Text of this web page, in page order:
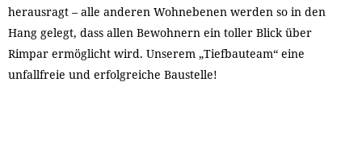
herausragt – alle anderen Wohnebenen werden so in den
Hang gelegt, dass allen Bewohnern ein toller Blick über
Rimpar ermöglicht wird. Unserem „Tiefbauteam“ eine
unfallfreie und erfolgreiche Baustelle!